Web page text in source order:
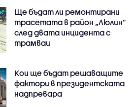
Ще бъдат ли ремонтирани
трасетата в район „Люлин”
след двата инцидента с
трамваи
Кои ще бъдат решаващите
фактори в президентската
надпревара